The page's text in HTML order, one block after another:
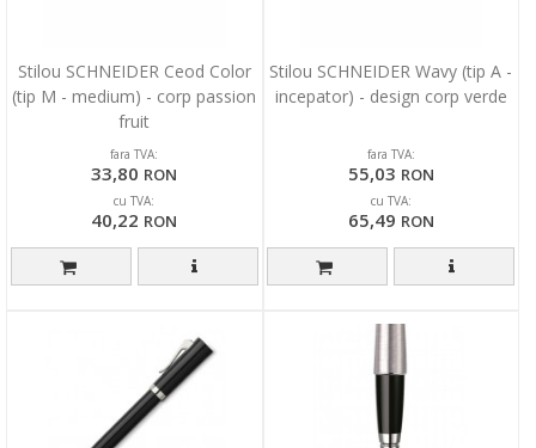
Stilou SCHNEIDER Ceod Color
(tip M - medium) - corp passion
fruit
fara TVA:
33,80 RON
cu TVA:
40,22 RON
Stilou SCHNEIDER Wavy (tip A -
incepator) - design corp verde
fara TVA:
55,03 RON
cu TVA:
65,49 RON